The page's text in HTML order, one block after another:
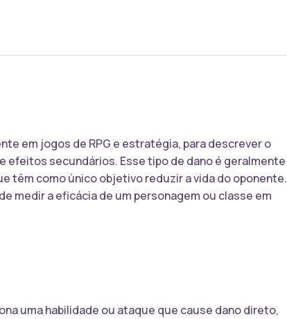
em jogos de RPG e estratégia, para descrever o
efeitos secundários. Esse tipo de dano é geralmente
têm como único objetivo reduzir a vida do oponente.
medir a eficácia de um personagem ou classe em
uma habilidade ou ataque que cause dano direto,